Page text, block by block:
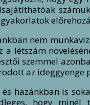
nem
a létszám
szemmel
az ideggyenge
hazánkban is
hogy